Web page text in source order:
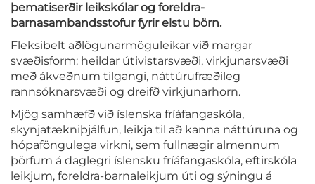
þematiserðir leikskólar og foreldra-
barnasambandsstofur fyrir elstu börn.
Fleksibelt aðlögunarmöguleikar við margar
svæðisform: heildar útivistarsvæði, virkjunarsvæði
með ákveðnum tilgangi, náttúrufræðileg
rannsóknarsvæði og dreifð virkjunarhorn.
Mjög samhæfð við íslenska fríáfangaskóla,
skynjatækniþjálfun, leikja til að kanna náttúruna og
hópaföngulega virkni, sem fullnægir almennum
þörfum á daglegri íslensku fríáfangaskóla, eftirskóla
leikjum, foreldra-barnaleikjum úti og sýningu á